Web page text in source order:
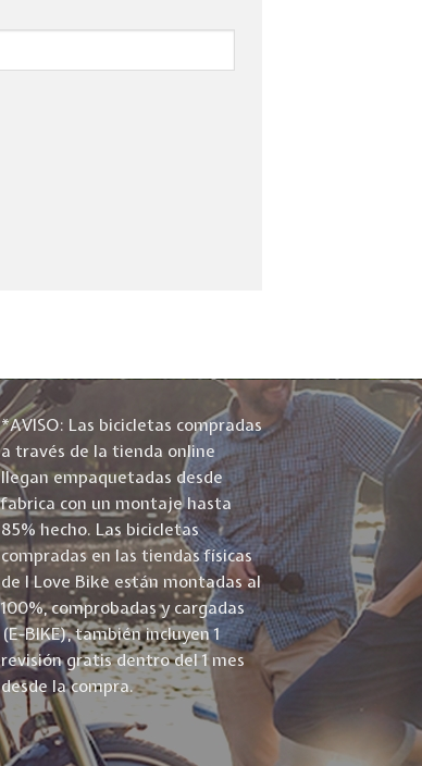
*AVISO: Las bicicletas compradas
a través de la tienda online
llegan empaquetadas desde
fabrica con un montaje hasta
85% hecho. Las bicicletas
compradas en las tiendas físicas
de I Love Bike están montadas al
100%, comprobadas y cargadas
(E-BIKE), también incluyen 1
revisión gratis dentro del 1 mes
desde la compra.